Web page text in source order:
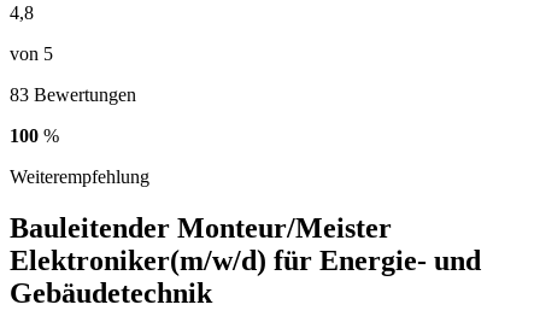
4,8
von 5
83 Bewertungen
100 %
Weiterempfehlung
Bauleitender Monteur/Meister
Elektroniker(m/w/d) für Energie- und
Gebäudetechnik